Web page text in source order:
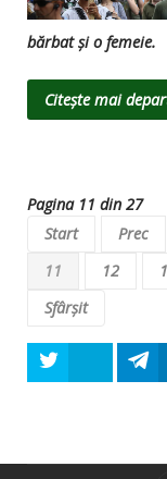
bărbat și o femeie.
Citește mai
Pagina 11 din 27
Start
Prec
11
12
Sfârșit